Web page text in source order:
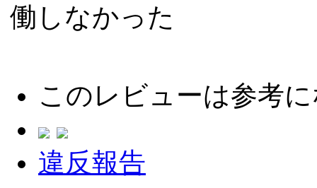
働しなかった
このレビューは参考
違反報告